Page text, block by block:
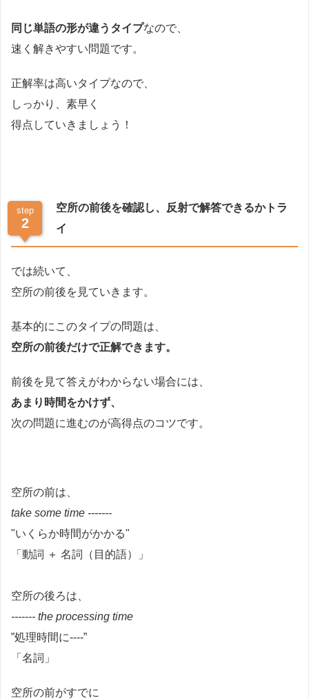
同じ単語の形が違うタイプなので、
速く解きやすい問題です。
正解率は高いタイプなので、
しっかり、素早く
得点していきましょう！
step
2
空所の前後を確認し、反射で解答できるかトラ
イ
では続いて、
空所の前後を見ていきます。
基本的にこのタイプの問題は、
空所の前後だけで正解できます。
前後を見て答えがわからない場合には、
あまり時間をかけず、
次の問題に進むのが高得点のコツです。
空所の前は、
take some time -------
"いくらか時間がかかる"
「動詞 ＋ 名詞（目的語）」
空所の後ろは、
------- the processing time
”処理時間に----”
「名詞」
空所の前がすでに